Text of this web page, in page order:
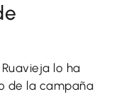
lo ha
de la campaña